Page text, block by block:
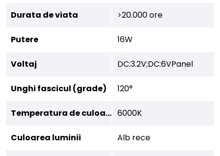
Durata de viata >20.000 ore
Putere 16W
Voltaj DC:3.2V;DC:6VPanel
Unghi fascicul (grade) 120°
Temperatura de culoare 6000K
Culoarea luminii Alb rece